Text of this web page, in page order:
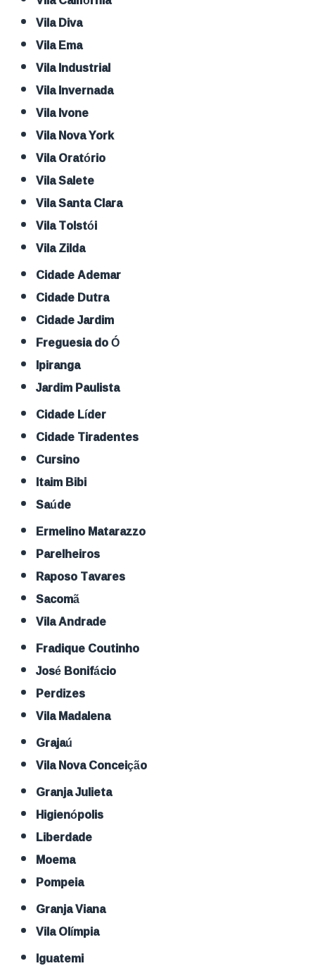
Vila Diva
Vila Ema
Vila Industrial
Vila Invernada
Vila Ivone
Vila Nova York
Vila Oratório
Vila Salete
Vila Santa Clara
Vila Tolstói
Vila Zilda
Cidade Ademar
Cidade Dutra
Cidade Jardim
Freguesia do Ó
Ipiranga
Jardim Paulista
Cidade Líder
Cidade Tiradentes
Cursino
Itaim Bibi
Saúde
Ermelino Matarazzo
Parelheiros
Raposo Tavares
Sacomã
Vila Andrade
Fradique Coutinho
José Bonifácio
Perdizes
Vila Madalena
Grajaú
Vila Nova Conceição
Granja Julieta
Higienópolis
Liberdade
Moema
Pompeia
Granja Viana
Vila Olímpia
Iguatemi